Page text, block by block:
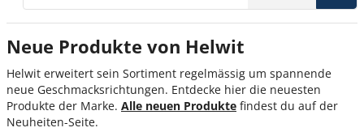
Neue Produkte von Helwit
Helwit erweitert sein Sortiment regelmässig um spannende
neue Geschmacksrichtungen. Entdecke hier die neuesten
Produkte der Marke. Alle neuen Produkte findest du auf der
Neuheiten-Seite.